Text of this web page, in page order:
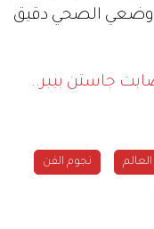
وضعي الصحي دقيق
جاستن بيبر..
نجوم الفن